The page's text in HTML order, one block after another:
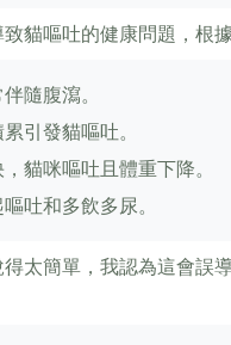
貓嘔吐的健康問題，根
隨腹瀉。
引發貓嘔吐。
貓咪嘔吐且體重下降。
吐和多飲多尿。
太簡單，我認為這會誤